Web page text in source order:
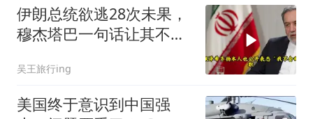
伊朗总统欲逃28次未果，
穆杰塔巴一句话让其不敢
吴王旅行ing
美国终于意识到中国强